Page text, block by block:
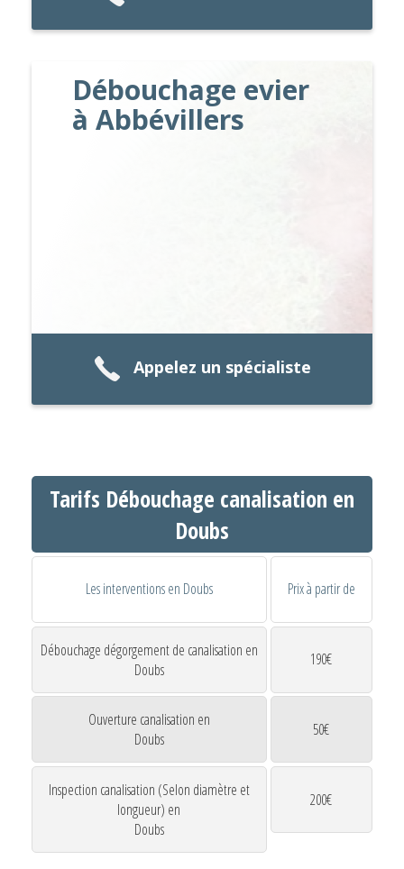
Débouchage evier
à Abbévillers
Appelez un spécialiste
Tarifs Débouchage canalisation en
Doubs
Les interventions en Doubs Prix à partir de
Débouchage dégorgement de canalisation en
Doubs
190€
Ouverture canalisation en
Doubs
50€
Inspection canalisation (Selon diamètre et
longueur) en
Doubs
200€